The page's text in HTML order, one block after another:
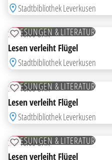
Stadtbibliothek Leverkusen
22
LESUNGEN & LITERATUR
ZUR MERKLISTE HINZUFÜGEN
DO16:00 UHR
Lesen verleiht Flügel
Stadtbibliothek Leverkusen
29
LESUNGEN & LITERATUR
ZUR MERKLISTE HINZUFÜGEN
DO16:00 UHR
Lesen verleiht Flügel
Stadtbibliothek Leverkusen
05
LESUNGEN & LITERATUR
ZUR MERKLISTE HINZUFÜGEN
DO16:00 UHR
Lesen verleiht Flügel